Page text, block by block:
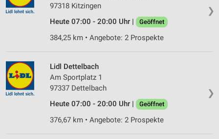
❯
97318 Kitzingen
Heute 07:00 - 20:00 Uhr |
Geöffnet
384,25 km • Angebote: 2 Prospekte
❯
Lidl Dettelbach
Am Sportplatz 1
97337 Dettelbach
Heute 07:00 - 20:00 Uhr |
Geöffnet
376,67 km • Angebote: 2 Prospekte
Erstellung von Profilen für personalisierte
Verwendung von Profilen zur Auswahl
Erstellung von Profilen zur Personalisierung
von Inhalten
Verwendung von Profilen zur Auswahl
personalisierter Inhalte
Messung der Werbeleistung